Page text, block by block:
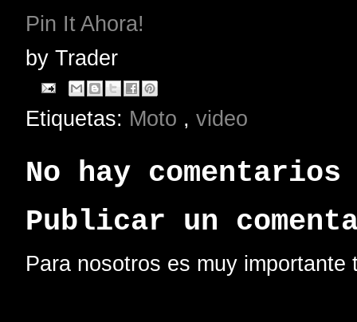
Pin It Ahora!
by Trader
Etiquetas: Moto , video
No hay
Publicar un
Para nosotros es muy